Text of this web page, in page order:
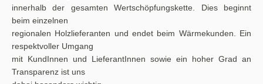
innerhalb der gesamten Wertschöpfungskette. Dies beginnt
beim einzelnen
regionalen Holzlieferanten und endet beim Wärmekunden. Ein
respektvoller Umgang
mit KundInnen und LieferantInnen sowie ein hoher Grad an
Transparenz ist uns